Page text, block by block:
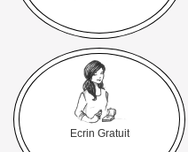
Ecrin Gratuit